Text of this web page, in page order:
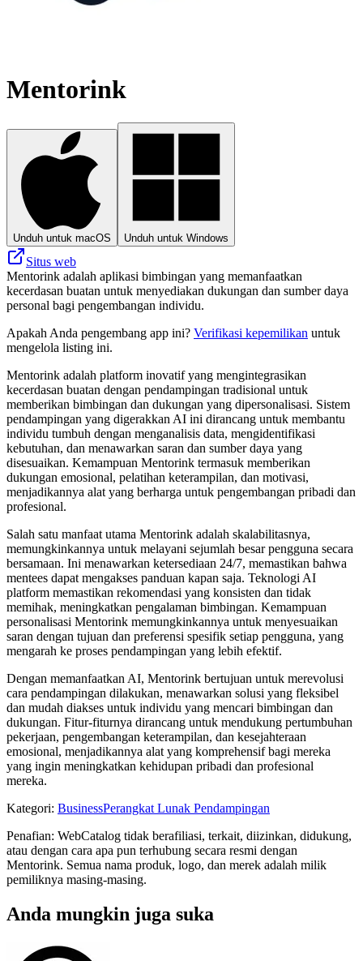
Mentorink
Unduh untuk macOS Unduh untuk Windows
Situs web
Mentorink adalah aplikasi bimbingan yang memanfaatkan
kecerdasan buatan untuk menyediakan dukungan dan sumber daya
personal bagi pengembangan individu.
Apakah Anda pengembang app ini? Verifikasi kepemilikan untuk
mengelola listing ini.
Mentorink adalah platform inovatif yang mengintegrasikan
kecerdasan buatan dengan pendampingan tradisional untuk
memberikan bimbingan dan dukungan yang dipersonalisasi. Sistem
pendampingan yang digerakkan AI ini dirancang untuk membantu
individu tumbuh dengan menganalisis data, mengidentifikasi
kebutuhan, dan menawarkan saran dan sumber daya yang
disesuaikan. Kemampuan Mentorink termasuk memberikan
dukungan emosional, pelatihan keterampilan, dan motivasi,
menjadikannya alat yang berharga untuk pengembangan pribadi dan
profesional.
Salah satu manfaat utama Mentorink adalah skalabilitasnya,
memungkinkannya untuk melayani sejumlah besar pengguna secara
bersamaan. Ini menawarkan ketersediaan 24/7, memastikan bahwa
mentees dapat mengakses panduan kapan saja. Teknologi AI
platform memastikan rekomendasi yang konsisten dan tidak
memihak, meningkatkan pengalaman bimbingan. Kemampuan
personalisasi Mentorink memungkinkannya untuk menyesuaikan
saran dengan tujuan dan preferensi spesifik setiap pengguna, yang
mengarah ke proses pendampingan yang lebih efektif.
Dengan memanfaatkan AI, Mentorink bertujuan untuk merevolusi
cara pendampingan dilakukan, menawarkan solusi yang fleksibel
dan mudah diakses untuk individu yang mencari bimbingan dan
dukungan. Fitur-fiturnya dirancang untuk mendukung pertumbuhan
pekerjaan, pengembangan keterampilan, dan kesejahteraan
emosional, menjadikannya alat yang komprehensif bagi mereka
yang ingin meningkatkan kehidupan pribadi dan profesional
mereka.
Kategori: BusinessPerangkat Lunak Pendampingan
Penafian: WebCatalog tidak berafiliasi, terkait, diizinkan, didukung,
atau dengan cara apa pun terhubung secara resmi dengan
Mentorink. Semua nama produk, logo, dan merek adalah milik
pemiliknya masing-masing.
Anda mungkin juga suka